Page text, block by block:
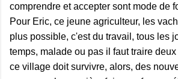
comprendre et accepter sont mode de
Pour Eric, ce jeune agriculteur, les
plus possible, c'est du travail, tous les
temps, malade ou pas il faut traire
ce village doit survivre, alors, des